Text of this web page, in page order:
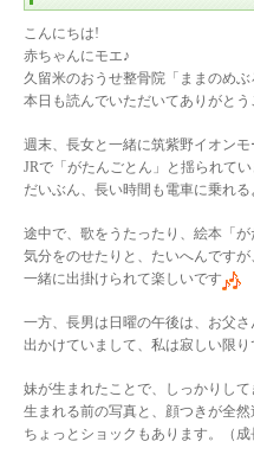
こんにちは!
赤ちゃんにモエ♪
久留米のおうせ整骨院「ままのめぶ
本日も読んでいただいてありがとう
週末、長女と一緒に筑紫野イオンモ
JRで「がたんごとん」と揺られて
だいぶん、長い時間も電車に乗れ
途中で、歌をうたったり、絵本「
気分をのせたりと、たいへんですが
一緒に出掛けられて楽しいです
一方、長男は日曜の午後は、お父
出かけていまして、私は寂しい限り
妹が生まれたことで、しっかりして
生まれる前の写真と、顔つきが全然
ちょっとショックもあります。（成